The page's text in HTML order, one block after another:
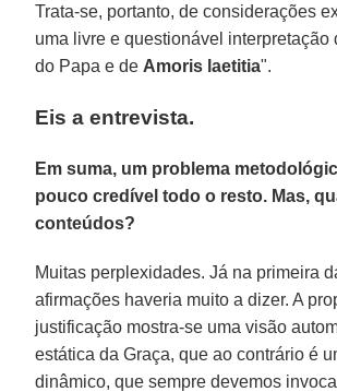
Trata-se, portanto, de considerações
uma livre e questionável interpretação
do Papa e de Amoris laetitia".
Eis a entrevista.
Em suma, um problema
pouco credível todo o resto. Mas,
conteúdos?
Muitas perplexidades. Já na primeira
afirmações haveria muito a dizer. A
justificação mostra-se uma visão
estática da Graça, que ao contrário é
dinâmico, que sempre devemos